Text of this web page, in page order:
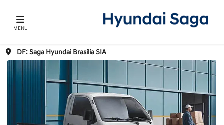
MENU
DF: Saga Hyundai Brasília SIA